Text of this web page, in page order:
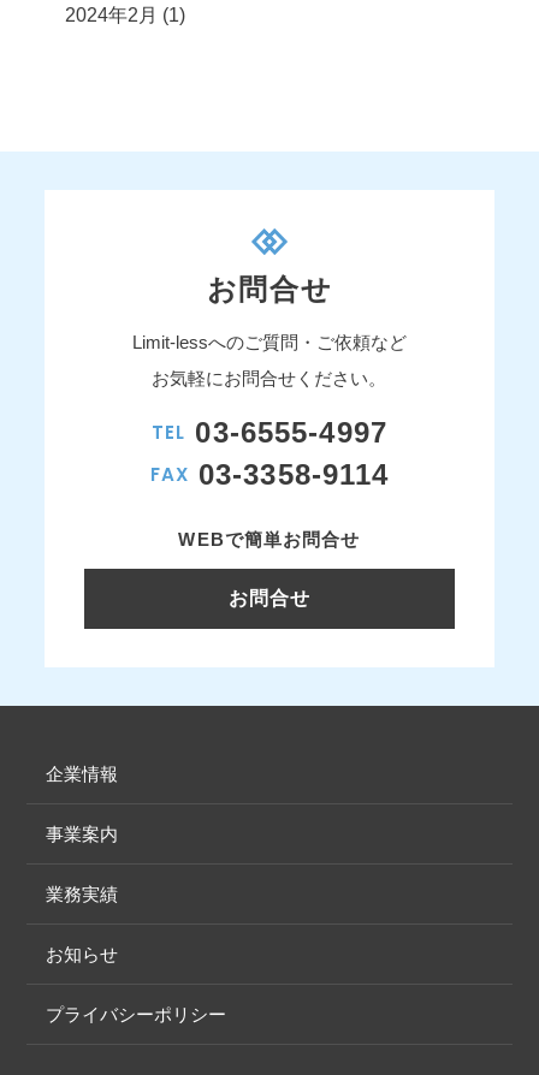
2024年2月 (1)
お問合せ
Limit-lessへのご質問・ご依頼など
お気軽にお問合せください。
TEL 03-6555-4997
FAX 03-3358-9114
WEBで簡単お問合せ
お問合せ
企業情報
事業案内
業務実績
お知らせ
プライバシーポリシー